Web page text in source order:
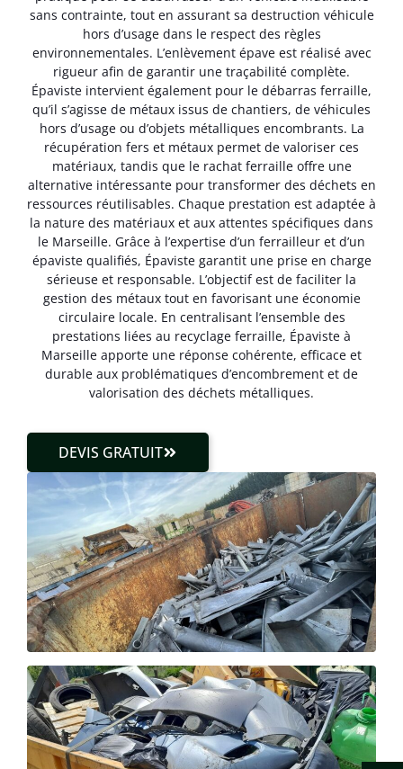
sans contrainte, tout en assurant sa destruction véhicule
hors d’usage dans le respect des règles
environnementales. L’enlèvement épave est réalisé avec
rigueur afin de garantir une traçabilité complète.
Épaviste intervient également pour le débarras ferraille,
qu’il s’agisse de métaux issus de chantiers, de véhicules
hors d’usage ou d’objets métalliques encombrants. La
récupération fers et métaux permet de valoriser ces
matériaux, tandis que le rachat ferraille offre une
alternative intéressante pour transformer des déchets en
ressources réutilisables. Chaque prestation est adaptée à
la nature des matériaux et aux attentes spécifiques dans
le Marseille. Grâce à l’expertise d’un ferrailleur et d’un
épaviste qualifiés, Épaviste garantit une prise en charge
sérieuse et responsable. L’objectif est de faciliter la
gestion des métaux tout en favorisant une économie
circulaire locale. En centralisant l’ensemble des
prestations liées au recyclage ferraille, Épaviste à
Marseille apporte une réponse cohérente, efficace et
durable aux problématiques d’encombrement et de
valorisation des déchets métalliques.
DEVIS GRATUIT